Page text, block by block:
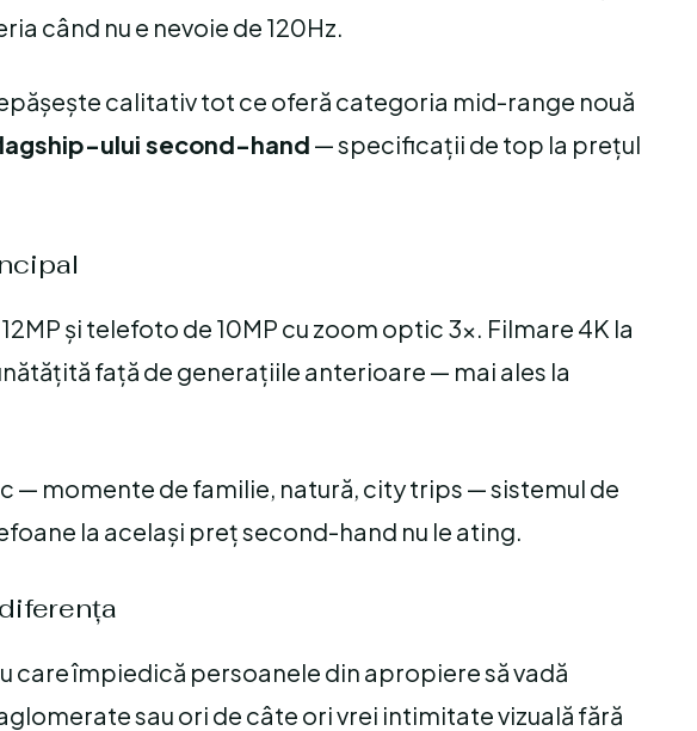
când nu e nevoie de 120Hz.
calitativ tot ce oferă categoria mid-range nouă
ului second-hand — specificații de top la prețul
și telefoto de 10MP cu zoom optic 3x. Filmare 4K la
față de generațiile anterioare — mai ales la
— momente de familie, natură, city trips — sistemul de
la același preț second-hand nu le ating.
care împiedică persoanele din apropiere să vadă
sau ori de câte ori vrei intimitate vizuală fără